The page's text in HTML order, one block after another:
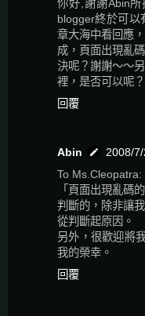
你好,謝謝Abin
blogger終於可以
章大海中看回應
成，頁面出現亂
決呢？謝謝～～
裡，是否可以呢
回覆
Abin
2008/
To Ms.Cleopatra:
「頁面出現亂碼
判斷的，除非讓
從判斷起原因。
另外，很歡迎將
我的榮幸。
回覆